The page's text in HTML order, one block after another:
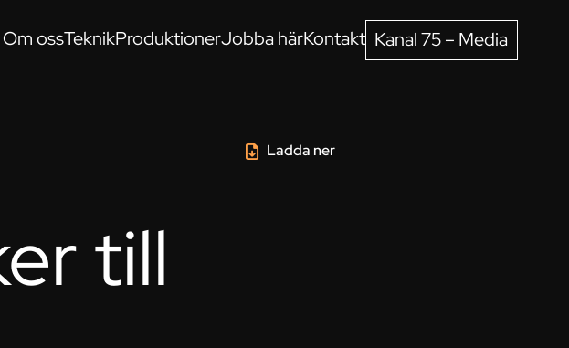
Om ossTeknikProduktionerJobba härKontakt Kanal 75 – Media
Ladda ner
till